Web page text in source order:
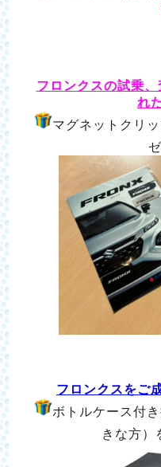
フロンクスの試乗
れ
マグネットクリ
フロンクスをご
ボトルケース付
きな方）